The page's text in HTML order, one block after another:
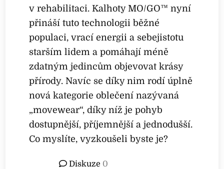
v rehabilitaci. Kalhoty MO/GO™ nyní
přináší tuto technologii běžné
populaci, vrací energii a sebejistotu
starším lidem a pomáhají méně
zdatným jedincům objevovat krásy
přírody. Navíc se díky nim rodí úplně
nová kategorie oblečení nazývaná
„movewear“, díky níž je pohyb
dostupnější, příjemnější a jednodušší.
Co myslíte, vyzkoušeli byste je?
Diskuze 0